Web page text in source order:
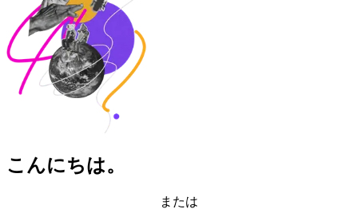
こんにちは。
または